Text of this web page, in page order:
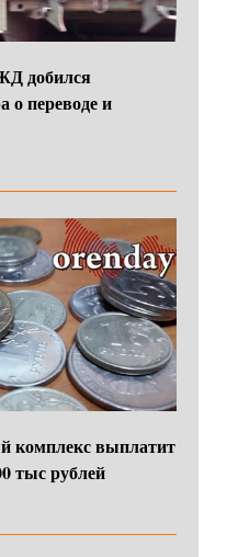
добился
о переводе и
комплекс выплатит
тыс рублей